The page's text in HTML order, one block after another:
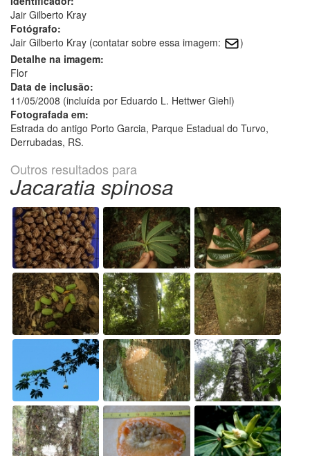
Jair Gilberto Kray
Fotógrafo:
Jair Gilberto Kray (contatar sobre essa imagem:
)
Detalhe na imagem:
Flor
Data de inclusão:
11/05/2008 (incluída por Eduardo L. Hettwer Giehl)
Fotografada em:
Estrada do antigo Porto Garcia, Parque Estadual do Turvo,
Derrubadas, RS.
Outros resultados para
Jacaratia spinosa